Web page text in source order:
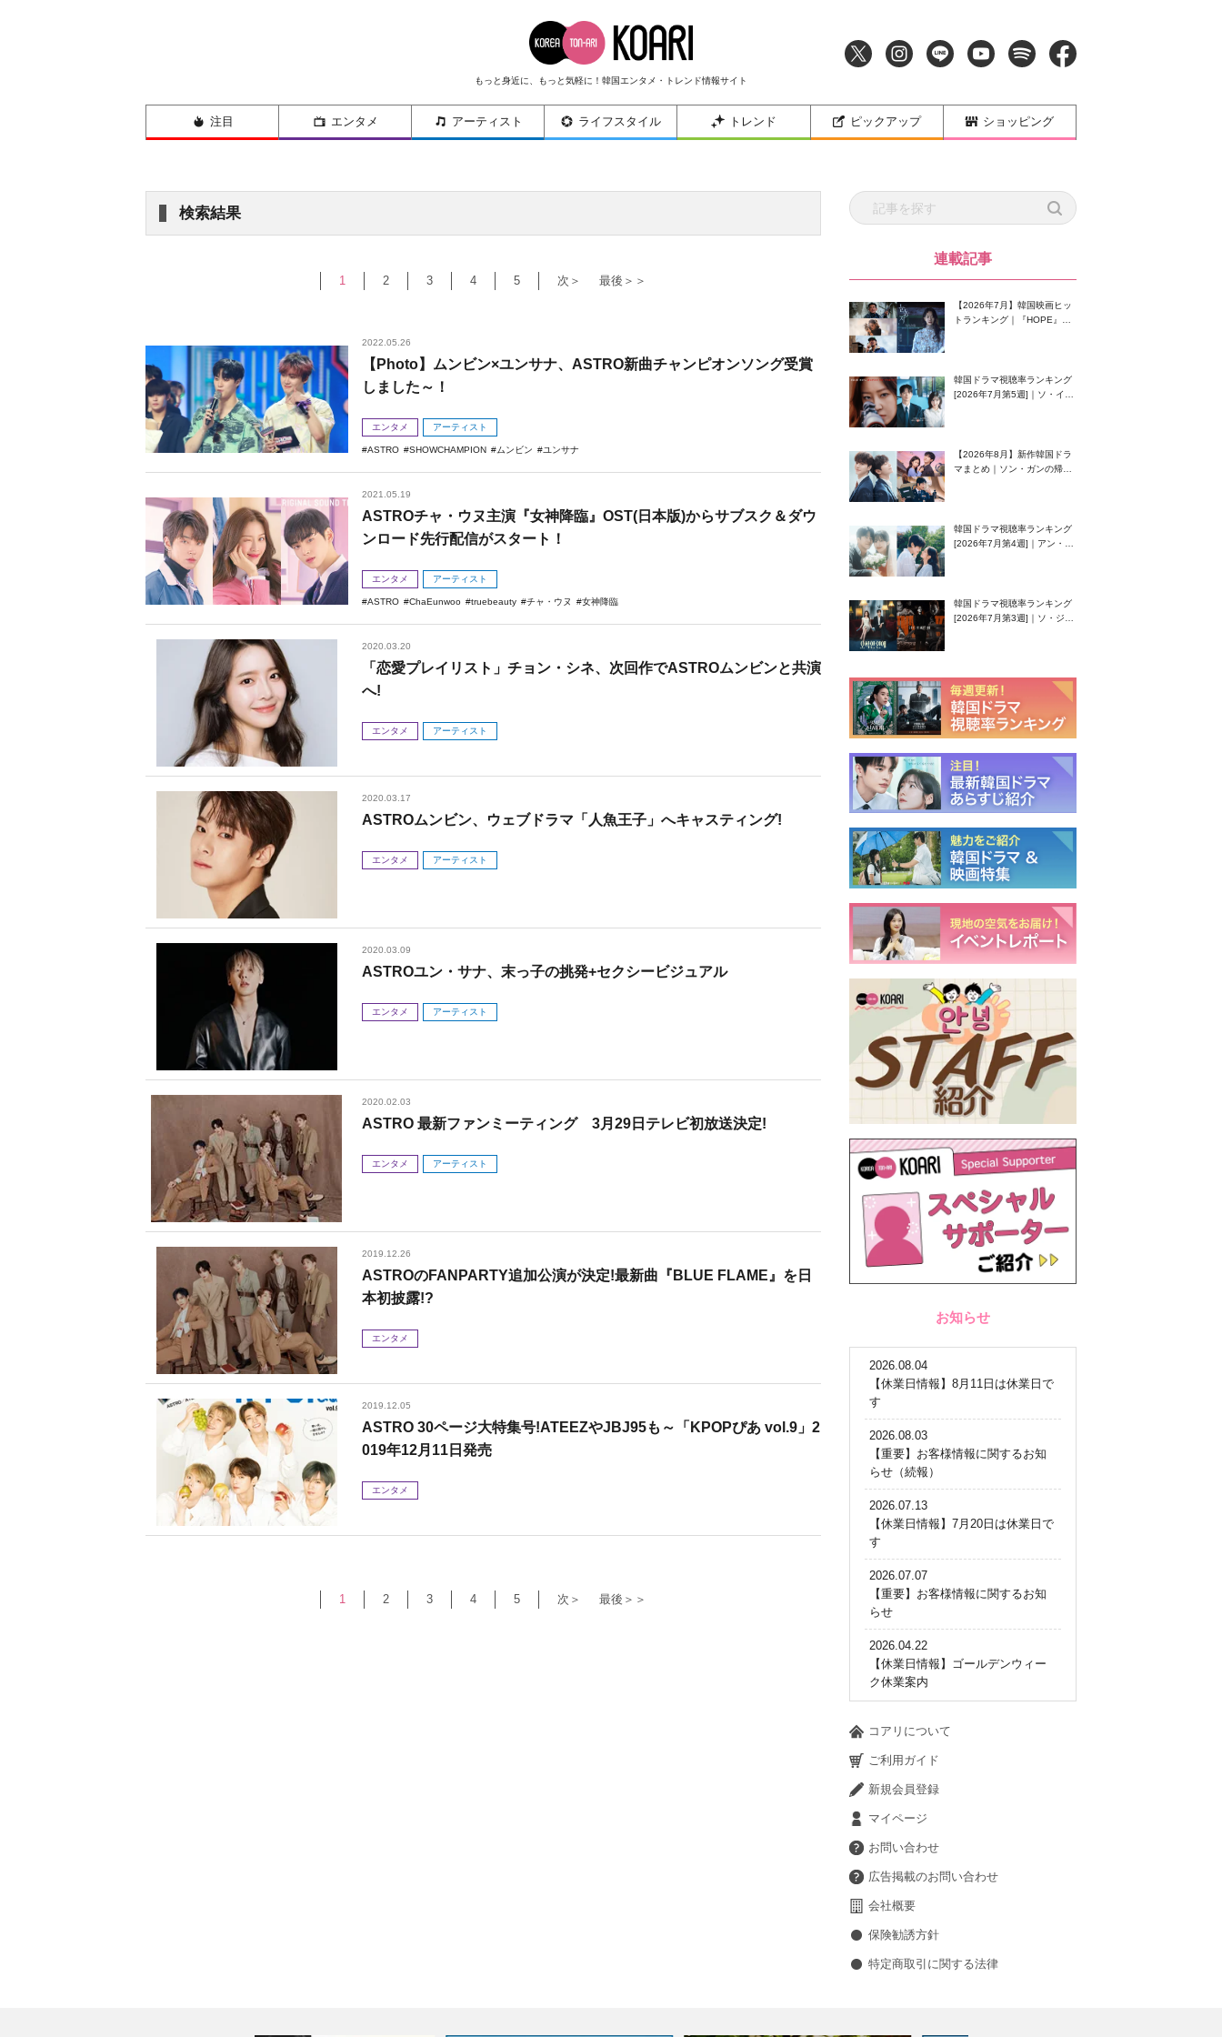
もっと身近に、もっと気軽に！韓国エンタメ・トレンド情報サイト
注目 エンタメ アーティスト ライフスタイル トレンド ピックアップ ショッピング
検索結果
1 2 3 4 5 次＞ 最後＞＞
2022.05.26
【Photo】ムンビン×ユンサナ、ASTRO新曲チャンピオンソング受賞
しました～！
エンタメ アーティスト
ASTRO SHOWCHAMPION ムンビン ユンサナ
2021.05.19
ASTROチャ・ウヌ主演『女神降臨』OST(日本版)からサブスク＆ダウ
ンロード先行配信がスタート！
エンタメ アーティスト
ASTRO ChaEunwoo truebeauty チャ・ウヌ 女神降臨
2020.03.20
「恋愛プレイリスト」チョン・シネ、次回作でASTROムンビンと共演
へ!
エンタメ アーティスト
2020.03.17
​ASTROムンビン、ウェブドラマ「人魚王子」へキャスティング!
エンタメ アーティスト
2020.03.09
ASTROユン・サナ、末っ子の挑発+セクシービジュアル
エンタメ アーティスト
2020.02.03
ASTRO 最新ファンミーティング 3月29日テレビ初放送決定!
エンタメ アーティスト
2019.12.26
ASTROのFANPARTY追加公演が決定!最新曲『BLUE FLAME』を日
本初披露!?
エンタメ
2019.12.05
ASTRO 30ページ大特集号!ATEEZやJBJ95も～「KPOPぴあ vol.9」2
019年12月11日発売
エンタメ
1 2 3 4 5 次＞ 最後＞＞
連載記事
【2026年7月】韓国映画ヒッ
トランキング｜『HOPE』が
韓国ドラマ視聴率ランキング
[2026年7月第5週]｜ソ・イン
【2026年8月】新作韓国ドラ
マまとめ｜ソン・ガンの帰
韓国ドラマ視聴率ランキング
[2026年7月第4週]｜アン・ヒ
韓国ドラマ視聴率ランキング
[2026年7月第3週]｜ソ・ジソ
お知らせ
2026.08.04
【休業日情報】8月11日は休業日で
す
2026.08.03
【重要】お客様情報に関するお知
らせ（続報）
2026.07.13
【休業日情報】7月20日は休業日で
す
2026.07.07
【重要】お客様情報に関するお知
らせ
2026.04.22
【休業日情報】ゴールデンウィー
ク休業案内
コアリについて
ご利用ガイド
新規会員登録
マイページ
お問い合わせ
広告掲載のお問い合わせ
会社概要
保険勧誘方針
特定商取引に関する法律